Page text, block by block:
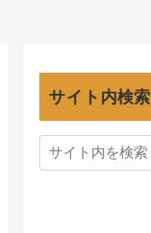
サイト内検索